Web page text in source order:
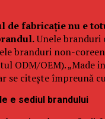
de fabricație nu e
Unele branduri
branduri non-
ODM/OEM). „Made
se citește împreună
e sediul brandului